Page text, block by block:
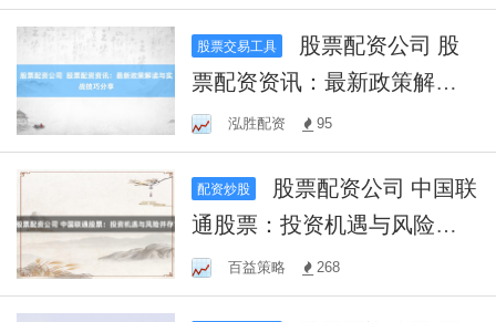
股票交易工具
票配资资讯：最新政策解读
与实战技巧分享
泓胜配资 95
配资炒股
通股票：投资机遇与风险并
存？百益策略 268